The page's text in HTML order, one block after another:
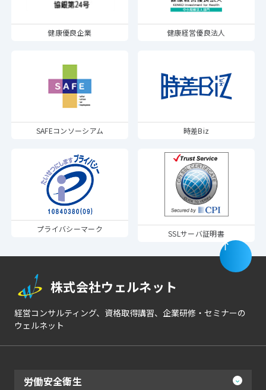
健康優良企業 健康経営優良法人
SAFEコンソーシアム 時差Biz
プライバシーマーク SSLサーバ証明書
株式会社ウェルネット
経営コンサルティング、資格取得講習、企業研修・セミナーの
ウェルネット
労働安全衛生